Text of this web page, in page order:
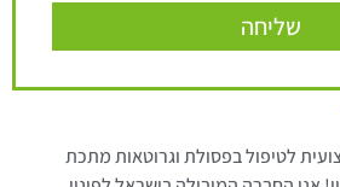
שליחה
לטיפול בפסולת וגרוטאות מתכת